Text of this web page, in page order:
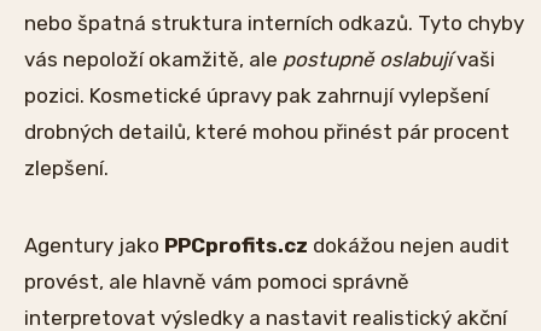
nebo špatná struktura interních odkazů. Tyto chyby
vás nepoloží okamžitě, ale postupně oslabujívaši
pozici. Kosmetické úpravy pak zahrnují vylepšení
drobných detailů, které mohou přinést pár procent
zlepšení.
Agentury jako PPCprofits.cz dokážou nejen audit
provést, ale hlavně vám pomoci správně
interpretovat výsledky a nastavit realistický akční